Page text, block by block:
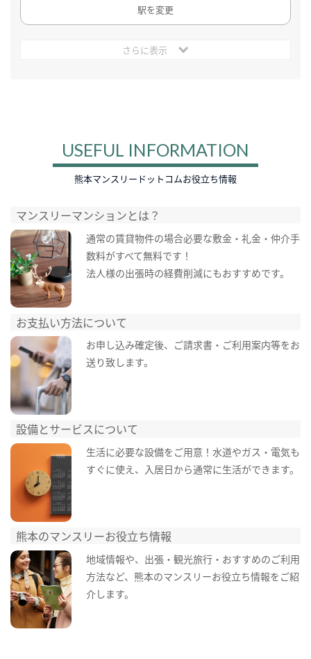
駅を変更
さらに表示
USEFUL INFORMATION
熊本マンスリードットコムお役立ち情報
マンスリーマンションとは？
通常の賃貸物件の場合必要な敷金・礼金・仲介手
数料がすべて無料です！
法人様の出張時の経費削減にもおすすめです。
お支払い方法について
お申し込み確定後、ご請求書・ご利用案内等をお
送り致します。
設備とサービスについて
生活に必要な設備をご用意！水道やガス・電気も
すぐに使え、入居日から通常に生活ができます。
熊本のマンスリーお役立ち情報
地域情報や、出張・観光旅行・おすすめのご利用
方法など、熊本のマンスリーお役立ち情報をご紹
介します。